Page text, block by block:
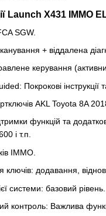
Launch X431 IMMO
SGW.
+ віддалена
керування
Покрокові
AKL Toyota 8A
функцій та
і т.п.
IMMO.
ключів: додавання,
системи: базовий рівень.
контроль: Важлива